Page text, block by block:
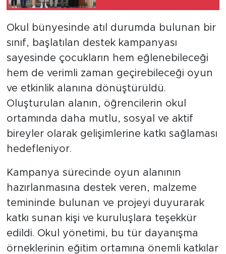
Okul bünyesinde atıl durumda bulunan bir
sınıf, başlatılan destek kampanyası
sayesinde çocukların hem eğlenebileceği
hem de verimli zaman geçirebileceği oyun
ve etkinlik alanına dönüştürüldü.
Oluşturulan alanın, öğrencilerin okul
ortamında daha mutlu, sosyal ve aktif
bireyler olarak gelişimlerine katkı sağlaması
hedefleniyor.
Kampanya sürecinde oyun alanının
hazırlanmasına destek veren, malzeme
temininde bulunan ve projeyi duyurarak
katkı sunan kişi ve kuruluşlara teşekkür
edildi. Okul yönetimi, bu tür dayanışma
örneklerinin eğitim ortamına önemli katkılar